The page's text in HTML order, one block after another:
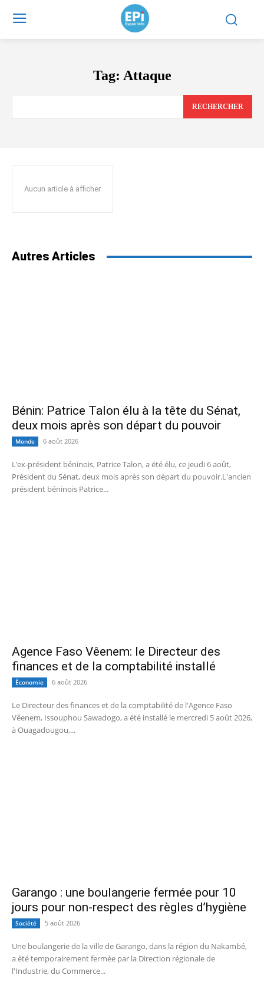
Tag: Attaque
RECHERCHER
Aucun article à afficher
Autres Articles
Bénin: Patrice Talon élu à la tête du Sénat,
deux mois après son départ du pouvoir
Monde 6 août 2026
L’ex-président béninois, Patrice Talon, a été élu, ce jeudi 6 août,
Président du Sénat, deux mois après son départ du pouvoir.L'ancien
président béninois Patrice...
Agence Faso Vêenem: le Directeur des
finances et de la comptabilité installé
Économie 6 août 2026
Le Directeur des finances et de la comptabilité de l'Agence Faso
Vêenem, Issouphou Sawadogo, a été installé le mercredi 5 août 2026,
à Ouagadougou,...
Garango : une boulangerie fermée pour 10
jours pour non-respect des règles d’hygiène
Société 5 août 2026
Une boulangerie de la ville de Garango, dans la région du Nakambé,
a été temporairement fermée par la Direction régionale de
l'Industrie, du Commerce...